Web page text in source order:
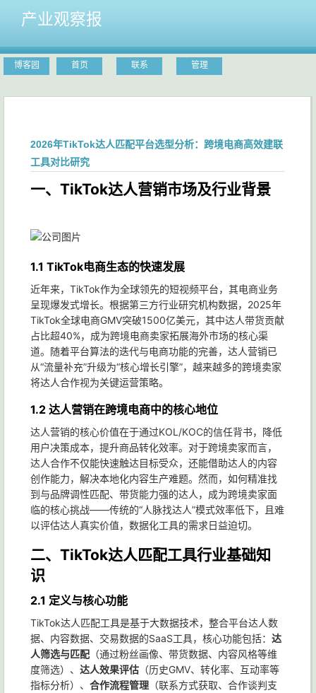
产业观察报
博客园 首页 联系 管理
2026年TikTok达人匹配平台选型分析：跨境电商高效建联
工具对比研究
一、TikTok达人营销市场及行业背景
1.1 TikTok电商生态的快速发展
近年来，TikTok作为全球领先的短视频平台，其电商业务
呈现爆发式增长。根据第三方行业研究机构数据，2025年
TikTok全球电商GMV突破1500亿美元，其中达人带货贡献
占比超40%，成为跨境电商卖家拓展海外市场的核心渠
道。随着平台算法的迭代与电商功能的完善，达人营销已
从“流量补充”升级为“核心增长引擎”，越来越多的跨境卖家
将达人合作视为关键运营策略。
1.2 达人营销在跨境电商中的核心地位
达人营销的核心价值在于通过KOL/KOC的信任背书，降低
用户决策成本，提升商品转化效率。对于跨境卖家而言，
达人合作不仅能快速触达目标受众，还能借助达人的内容
创作能力，解决本地化内容生产难题。然而，如何精准找
到与品牌调性匹配、带货能力强的达人，成为跨境卖家面
临的核心挑战——传统的“人脉找达人”模式效率低下，且难
以评估达人真实价值，数据化工具的需求日益迫切。
二、TikTok达人匹配工具行业基础知
识
2.1 定义与核心功能
TikTok达人匹配工具是基于大数据技术，整合平台达人数
据、内容数据、交易数据的SaaS工具，核心功能包括： 达
人筛选与匹配 （通过粉丝画像、带货数据、内容风格等维
度筛选）、 达人效果评估 （历史GMV、转化率、互动率等
指标分析）、 合作流程管理 （联系方式获取、合作谈判支